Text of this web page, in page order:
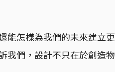
能怎樣為我們的未來建立更
我們，設計不只在於創造物